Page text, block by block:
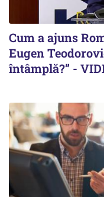
Cum a ajuns
Eugen
întâmplă?” -